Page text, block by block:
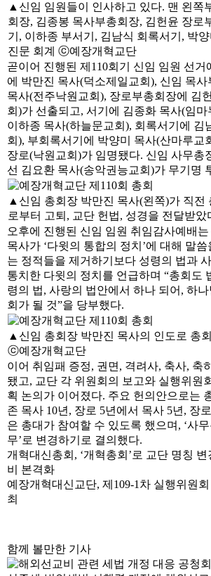
▲신임 임원들이 인사하고 있다. 맨 왼쪽
회장, 김종봉 목사부총회장, 김헌윤 장로
기, 이하종 부서기, 김남식 회록서기, 박
진문 회계 ⓒ예장개혁교단
곧이어 진행된 제110회기 신임 임원 선
에 박만진 목사(덕소제일교회), 신임 목
목사(전주낙원교회), 장로부총회장에 김
회)가 선출되고, 서기에 김종화 목사(임마
이하종 목사(하늘문교회), 회록서기에 김
회), 부회록서기에 박양미 목사(산마루교
장로(낙원교회)가 임명됐다. 신임 사무총
선 김요환 목사(송악권능교회)가 무기명
▲신임 총회장 박만진 목사(왼쪽)가 직전
로부터 고퇴, 교단 헌법, 성경을 전달받
오후에 진행된 신임 임원 취임감사예배
목사가 ‘다윗의 통합의 정치’에 대해 말
는 정적들을 제거하기보다 성령의 법과
통치한 다윗의 정치를 언급하며 “총회도
령의 법, 사랑의 법안에서 하나 되어, 하
회가 될 것”을 당부했다.
▲신임 총회장 박만진 목사의 인도로 총
ⓒ예장개혁교단
이어 취임패 증정, 권면, 격려사, 축사, 축
됐고, 교단 각 위원회의 보고와 실행위원
획 논의가 이어졌다. 주요 헌의안으로는
존 목사 10년, 장로 5년에서 목사 5년, 장
은 총대가 참여할 수 있도록 했으며, ‘사무
무’로 변경하기로 결의했다.
개혁대신총회, ‘개혁총회’로 교단 명칭
비 본격화
예장개혁대신교단, 제109-1차 실행위원
최
함께 볼만한 기사